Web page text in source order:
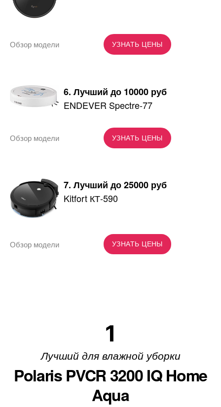
УЗНАТЬ ЦЕНЫ
Обзор модели
6. Лучший до 10000 руб
ENDEVER Spectre-77
УЗНАТЬ ЦЕНЫ
Обзор модели
7. Лучший до 25000 руб
Kitfort КТ-590
УЗНАТЬ ЦЕНЫ
Обзор модели
1
Лучший для влажной уборки
Polaris PVCR 3200 IQ Home
Aqua